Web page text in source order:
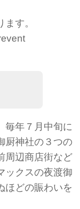
す。
毎年７月中旬に
厨神社の３つの
周辺商店街など
ックスの夜渡御
ほどの賑わいを